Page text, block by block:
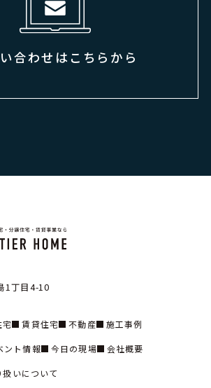
合わせはこちらから
1丁目4-10
宅 賃貸住宅 不動産 施工事例
ント情報 今日の現場 会社概要
いについて